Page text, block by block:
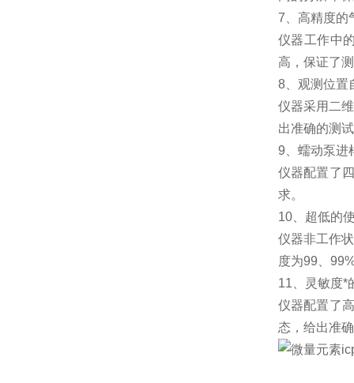
7、高精度的
仪器工作中
高，保证了
8、观测位置
仪器采用二
出准确的测
9、蠕动泵进
仪器配置了
求。
10、超低的
仪器非工作
度为99、
11、灵敏度*
仪器配置了
态，给出准